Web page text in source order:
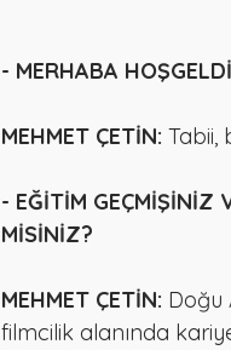
- MERHABA
MEHMET ÇETİN: Tabii,
- EĞİTİM GEÇMİŞİNİZ
MİSİNİZ?
MEHMET ÇETİN: Doğu
filmcilik alanında